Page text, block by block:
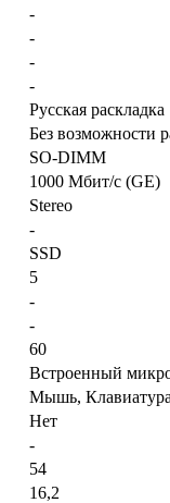
-
-
-
-
Русская раскладка
Без возможности
SO-DIMM
1000 Мбит/с (GE)
Stereo
-
SSD
5
-
-
60
Встроенный
Мышь,
Нет
-
54
16,2